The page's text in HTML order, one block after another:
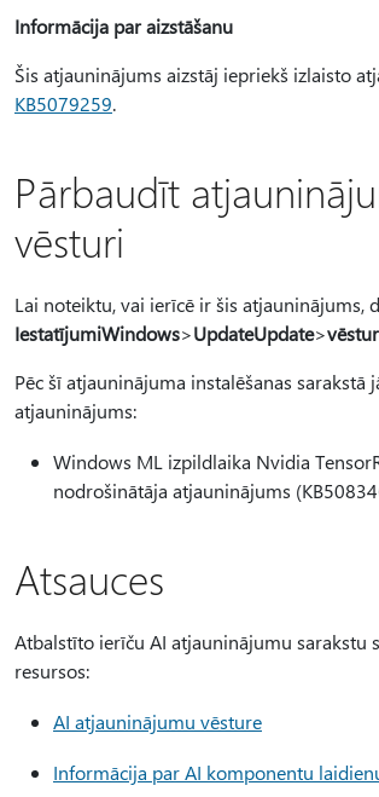
Informācija par aizstāšanu
Šis atjauninājums aizstāj iepriekš izlaisto
KB5079259.
Pārbaudīt
vēsturi
Lai noteiktu, vai ierīcē ir šis atjauninājums,
IestatījumiWindows>UpdateUpdate>
Pēc šī atjauninājuma instalēšanas sarakstā
atjauninājums:
Windows ML izpildlaika Nvidia
nodrošinātāja atjauninājums
Atsauces
Atbalstīto ierīču AI atjauninājumu sarakstu
resursos:
AI atjauninājumu vēsture
Informācija par AI komponentu